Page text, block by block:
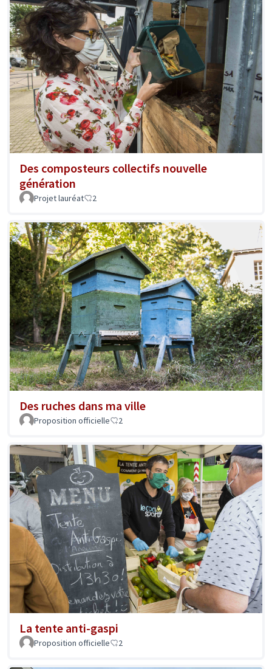
Des composteurs collectifs nouvelle
génération
Projet lauréat 2
Des ruches dans ma ville
Proposition officielle 2
La tente anti-gaspi
Proposition officielle 2